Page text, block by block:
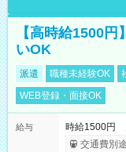
【高時給1500
いOK
派遣 職種未経験OK
WEB登録・面接OK
給与
時給1500円
交通費別